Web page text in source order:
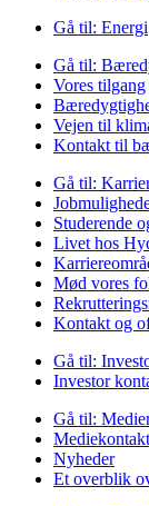
Gå til: Energi
Gå til:
Vores tilgang
Vejen til
Kontakt til
Gå til:
Studerende
Livet hos
Mød vores
Kontakt og
Gå til:
Investor
Gå til:
Nyheder
Et overblik